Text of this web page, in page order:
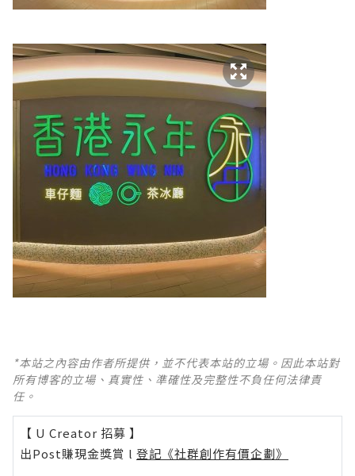
*本站之內容由作者所提供，並不代表本站的立場。因此本站對
所有博客的立場、真實性、準確性及完整性不負任何法律責
任。
【 U Creator 招募 】
出Post賺現金獎賞 l 登記《社群創作有價企劃》